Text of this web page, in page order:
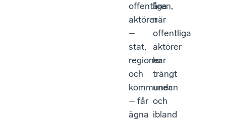
offentliga
aktörer
–
stat,
regioner
och
kommuner
– får
ägna
åren,
när
offentliga
aktörer
har
trängt
undan
och
ibland